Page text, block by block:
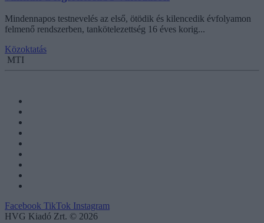
Mindennapos testnevelés az első, ötödik és kilencedik évfolyamon
felmenő rendszerben, tankötelezettség 16 éves korig...
Közoktatás
MTI
Facebook TikTok Instagram
HVG Kiadó Zrt. © 2026